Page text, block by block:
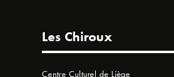
Les Chiroux
Centre Culturel de Liège